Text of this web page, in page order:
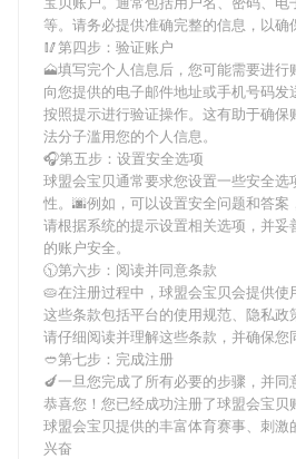
等。请务必提供准确完整的信息，以确
🥢第四步：验证账户
🗻填写完个人信息后，您可能需要进行
向您提供的电子邮件地址或手机号码
按照提示进行验证操作。这有助于确保
法分子滥用您的个人信息。
🎧第五步：设置安全选项
球盟会宝贝通常要求您设置一些安全选
性。🌆例如，可以设置安全问题和答案
请根据系统的提示设置相关选项，并妥
的账户安全。
🕥第六步：阅读并同意条款
🥧在注册过程中， 球盟会宝贝会提供使
这些条款包括平台的使用规范、隐私政
请仔细阅读并理解这些条款，并确保您
🥙第七步：完成注册
🍆一旦您完成了所有必要的步骤，并同
恭喜您！您已经成功注册了球盟会宝
球盟会宝贝提供的丰富体育赛事、刺激
兴奋